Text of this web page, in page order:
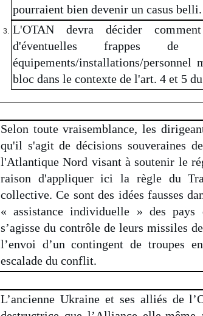
pourraient bien devenir un casus belli.
L'OTAN devra décider
d'éventuelles frappes de
équipements/installations/
bloc dans le contexte de l'art. 4 et 5
Selon toute vraisemblance, les
qu'il s'agit de décisions souveraines
l'Atlantique Nord visant à soutenir le
raison d'appliquer ici la règle du
collective. Ce sont des idées fausses
« assistance individuelle » des
s’agisse du contrôle de leurs missiles
l’envoi d’un contingent de troupes
escalade du conflit.
L’ancienne Ukraine et ses alliés de